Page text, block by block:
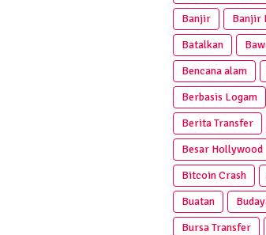
Banjir
Banjir
Batalkan
Bencana alam
Berbasis Logam
Berita Transfer
Besar Hollywood
Bitcoin Crash
Buatan
Bursa Transfer